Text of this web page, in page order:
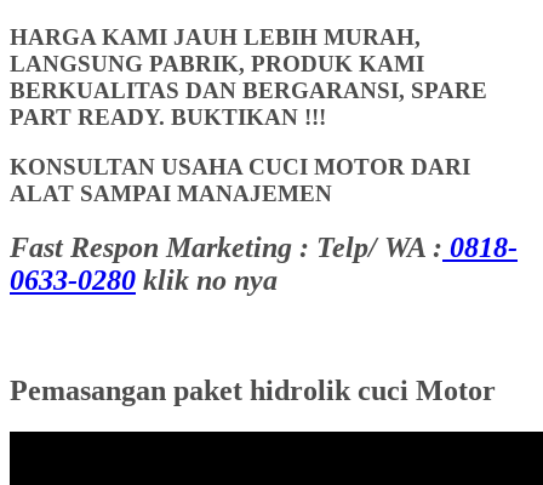
HARGA KAMI JAUH LEBIH MURAH,
LANGSUNG PABRIK, PRODUK KAMI
BERKUALITAS DAN BERGARANSI, SPARE
PART READY. BUKTIKAN !!!
KONSULTAN USAHA CUCI MOTOR DARI
ALAT SAMPAI MANAJEMEN
Fast Respon Marketing : Telp/ WA : 0818-
0633-0280 klik no nya
Pemasangan paket hidrolik cuci Motor